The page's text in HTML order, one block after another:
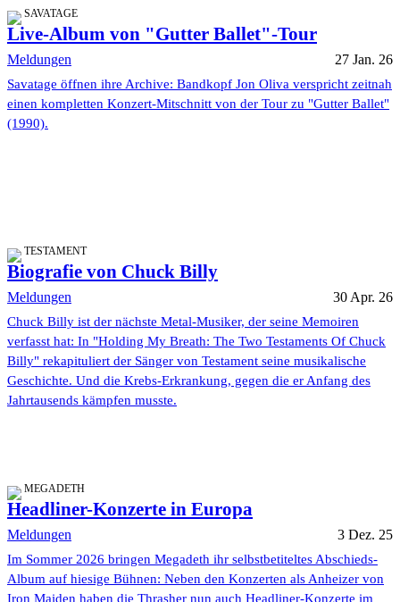
SAVATAGE
Live-Album von "Gutter Ballet"-Tour
Meldungen 27 Jan. 26
Savatage öffnen ihre Archive: Bandkopf Jon Oliva verspricht zeitnah
einen kompletten Konzert-Mitschnitt von der Tour zu "Gutter Ballet"
(1990).
TESTAMENT
Biografie von Chuck Billy
Meldungen 30 Apr. 26
Chuck Billy ist der nächste Metal-Musiker, der seine Memoiren
verfasst hat: In "Holding My Breath: The Two Testaments Of Chuck
Billy" rekapituliert der Sänger von Testament seine musikalische
Geschichte. Und die Krebs-Erkrankung, gegen die er Anfang des
Jahrtausends kämpfen musste.
MEGADETH
Headliner-Konzerte in Europa
Meldungen 3 Dez. 25
Im Sommer 2026 bringen Megadeth ihr selbstbetiteltes Abschieds-
Album auf hiesige Bühnen: Neben den Konzerten als Anheizer von
Iron Maiden haben die Thrasher nun auch Headliner-Konzerte im